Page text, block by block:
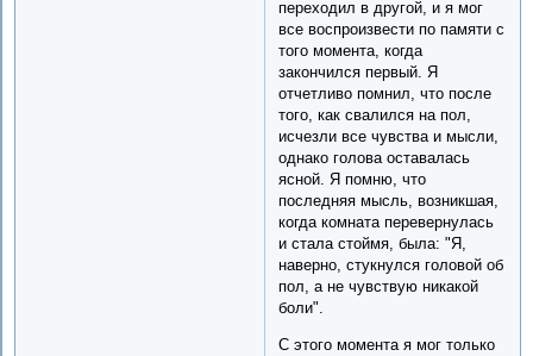
переходил в другой, и я мог
все воспроизвести по памяти с
того момента, когда
закончился первый. Я
отчетливо помнил, что после
того, как свалился на пол,
исчезли все чувства и мысли,
однако голова оставалась
ясной. Я помню, что
последняя мысль, возникшая,
когда комната перевернулась
и стала стоймя, была: "Я,
наверно, стукнулся головой об
пол, а не чувствую никакой
боли".
С этого момента я мог только